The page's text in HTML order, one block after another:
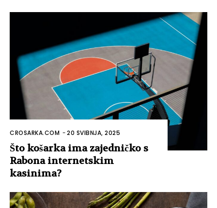
CROSARKA.COM -20 SVIBNJA, 2025
Što košarka ima zajedničko s
Rabona internetskim
kasinima?